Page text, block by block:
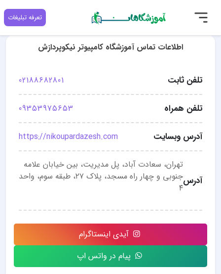
تعرفه تبلیغات
اطلاعات تماس آموزشگاه کامپیوتر نیکوپردازش
تلفن ثابت 02188682801
تلفن همراه 09353975653
آدرس وبسایت https://nikoupardazesh.com
آدرس
تهران، سعادت آباد، پل مدیریت، بین خیابان علامه
جنوبی و چهار راه مسجد، پلاک ۲۷، طبقه سوم، واحد
۴
آیدی اینستاگرام
پیام در واتس اپ